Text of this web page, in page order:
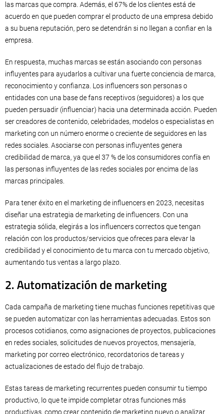
las marcas que compra. Además, el 67% de los clientes está de
acuerdo en que pueden comprar el producto de una empresa debido
a su buena reputación, pero se detendrán si no llegan a confiar en la
empresa.
En respuesta, muchas marcas se están asociando con personas
influyentes para ayudarlos a cultivar una fuerte conciencia de marca,
reconocimiento y confianza. Los influencers son personas o
entidades con una base de fans receptivos (seguidores) a los que
pueden persuadir (influenciar) hacia una determinada acción. Pueden
ser creadores de contenido, celebridades, modelos o especialistas en
marketing con un número enorme o creciente de seguidores en las
redes sociales. Asociarse con personas influyentes genera
credibilidad de marca, ya que el 37 % de los consumidores confía en
las personas influyentes de las redes sociales por encima de las
marcas principales.
Para tener éxito en el marketing de influencers en 2023, necesitas
diseñar una estrategia de marketing de influencers. Con una
estrategia sólida, elegirás a los influencers correctos que tengan
relación con los productos/servicios que ofreces para elevar la
credibilidad y el conocimiento de tu marca con tu mercado objetivo,
aumentando tus ventas a largo plazo.
2. Automatización de marketing
Cada campaña de marketing tiene muchas funciones repetitivas que
se pueden automatizar con las herramientas adecuadas. Estos son
procesos cotidianos, como asignaciones de proyectos, publicaciones
en redes sociales, solicitudes de nuevos proyectos, mensajería,
marketing por correo electrónico, recordatorios de tareas y
actualizaciones de estado del flujo de trabajo.
Estas tareas de marketing recurrentes pueden consumir tu tiempo
productivo, lo que te impide completar otras funciones más
productivas, como crear contenido de marketing nuevo o analizar